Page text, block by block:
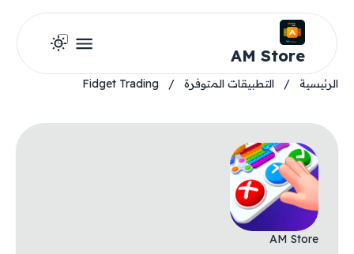
AM Store
الرئيسية / التطبيقات المتوفرة /
Fidget Trading
AM Store